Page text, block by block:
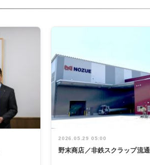
2026.05.29 05:00
野末商店／非鉄スクラップ流通